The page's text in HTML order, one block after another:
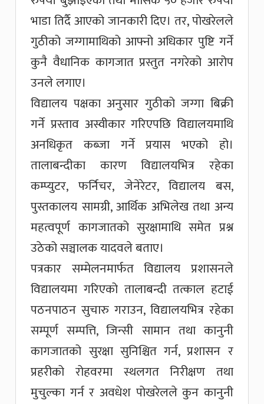
भाडा तिर्दै आएको जानकारी दिए। तर, पोखरेलले
गुठीको जग्गामाथिको आफ्नो अधिकार पुष्टि गर्ने
कुनै वैधानिक कागजात प्रस्तुत नगरेको आरोप
उनले लगाए।
विद्यालय पक्षका अनुसार गुठीको जग्गा बिक्री
गर्ने प्रस्ताव अस्वीकार गरिएपछि विद्यालयमाथि
अनधिकृत कब्जा गर्ने प्रयास भएको हो।
तालाबन्दीका कारण विद्यालयभित्र रहेका
कम्प्युटर, फर्निचर, जेनेरेटर, विद्यालय बस,
पुस्तकालय सामग्री, आर्थिक अभिलेख तथा अन्य
महत्वपूर्ण कागजातको सुरक्षामाथि समेत प्रश्न
उठेको सञ्चालक यादवले बताए।
पत्रकार सम्मेलनमार्फत विद्यालय प्रशासनले
विद्यालयमा गरिएको तालाबन्दी तत्काल हटाई
पठनपाठन सुचारु गराउन, विद्यालयभित्र रहेका
सम्पूर्ण सम्पत्ति, जिन्सी सामान तथा कानुनी
कागजातको सुरक्षा सुनिश्चित गर्न, प्रशासन र
प्रहरीको रोहवरमा स्थलगत निरीक्षण तथा
मुचुल्का गर्न र अवधेश पोखरेलले कुन कानुनी